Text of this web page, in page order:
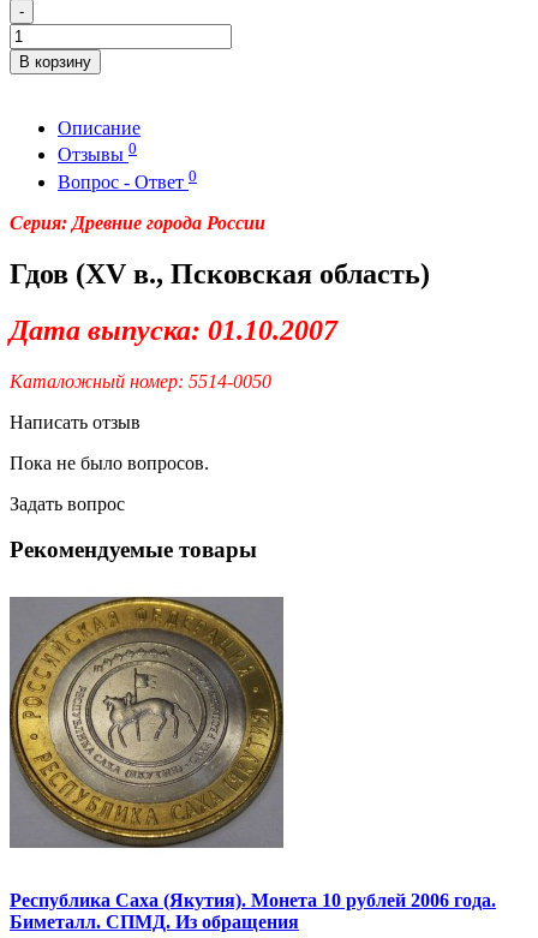
-
В корзину
Описание
Отзывы 0
Вопрос - Ответ 0
Серия: Древние города России
Гдов (XV в., Псковская область)
Дата выпуска: 01.10.2007
Каталожный номер: 5514-0050
Написать отзыв
Пока не было вопросов.
Задать вопрос
Рекомендуемые товары
Республика Саха (Якутия). Монета 10 рублей 2006 года.
Биметалл. СПМД. Из обращения